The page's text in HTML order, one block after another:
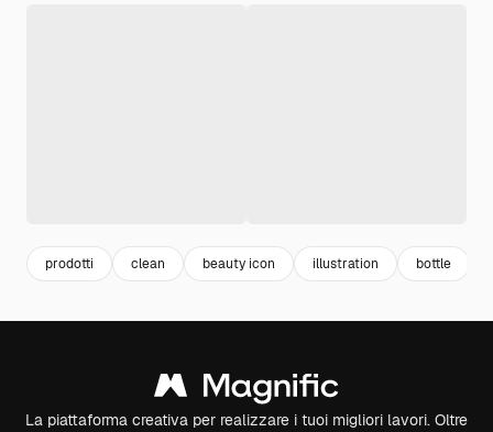
prodotti clean beauty icon illustration bottle
La piattaforma creativa per realizzare i tuoi migliori lavori. Oltre